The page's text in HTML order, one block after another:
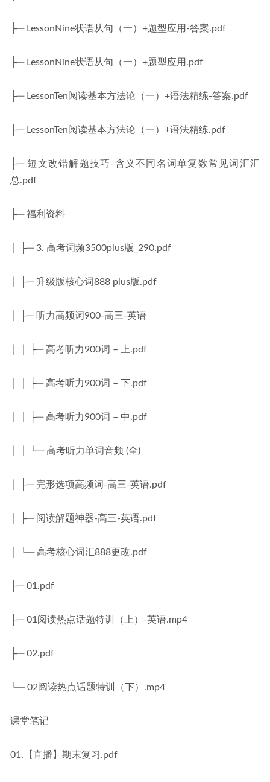
├─ LessonNine状语从句（一）+题型应用-答案.pdf
├─ LessonNine状语从句（一）+题型应用.pdf
├─ LessonTen阅读基本方法论（一）+语法精练-答案.pdf
├─ LessonTen阅读基本方法论（一）+语法精练.pdf
├─ 短文改错解题技巧-含义不同名词单复数常见词汇汇
总.pdf
├─ 福利资料
│ ├─ 3. 高考词频3500plus版_290.pdf
│ ├─ 升级版核心词888 plus版.pdf
│ ├─ 听力高频词900-高三-英语
│ │ ├─ 高考听力900词 – 上.pdf
│ │ ├─ 高考听力900词 – 下.pdf
│ │ ├─ 高考听力900词 – 中.pdf
│ │ └─ 高考听力单词音频 (全)
│ ├─ 完形选项高频词-高三-英语.pdf
│ ├─ 阅读解题神器-高三-英语.pdf
│ └─ 高考核心词汇888更改.pdf
├─ 01.pdf
├─ 01阅读热点话题特训（上）-英语.mp4
├─ 02.pdf
└─ 02阅读热点话题特训（下）.mp4
课堂笔记
01.【直播】期末复习.pdf